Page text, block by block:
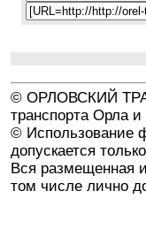
© ОРЛОВСКИЙ
транспорта Орла и
© Использование
допускается
Вся размещенная
том числе лично